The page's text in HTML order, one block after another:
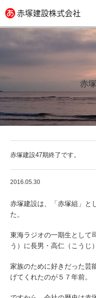
赤
赤塚建設47期終了です。
2016.05.30
赤塚建設は、「赤塚組」と
た。
東海ラジオの一期生として
う）に長男・高仁（こうじ
家族のために好きだった芸
げてくれたのが５７年前。